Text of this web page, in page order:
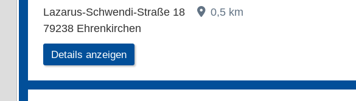
Lazarus-Schwendi-Straße 18
0,5 km
79238 Ehrenkirchen
Details anzeigen